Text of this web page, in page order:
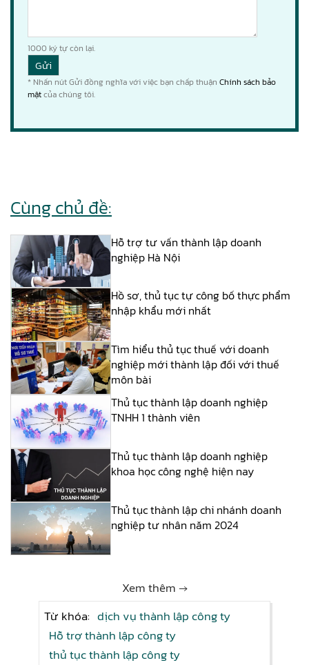
1000 ký tự còn lại.
* Nhấn nút Gửi đồng nghĩa với việc bạn chấp thuận Chính sách bảo
mậtcủa chúng tôi.
Cùng chủ đề:
Hỗ trợ tư vấn thành lập doanh
nghiệp Hà Nội
Hồ sơ, thủ tục tự công bố thực phẩm
nhập khẩu mới nhất
Tìm hiểu thủ tục thuế với doanh
nghiệp mới thành lập đối với thuế
môn bài
Thủ tục thành lập doanh nghiệp
TNHH 1 thành viên
Thủ tục thành lập doanh nghiệp
khoa học công nghệ hiện nay
Thủ tục thành lập chi nhánh doanh
nghiệp tư nhân năm 2024
Xem thêm →
Từ khóa: dịch vụ thành lập công ty
Hỗ trợ thành lập công ty
thủ tục thành lập công ty